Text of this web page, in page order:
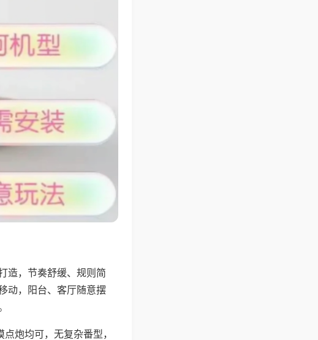
造，节奏舒缓、规则简
动，阳台、客厅随意摆
炮均可，无复杂番型，